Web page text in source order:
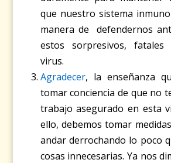
que nuestro sistema
manera de defendernos
estos sorpresivos, fatales
virus.
Agradecer, la enseñanza
tomar conciencia de que no
trabajo asegurado en esta
ello, debemos tomar
andar derrochando lo poco
cosas innecesarias. Ya nos